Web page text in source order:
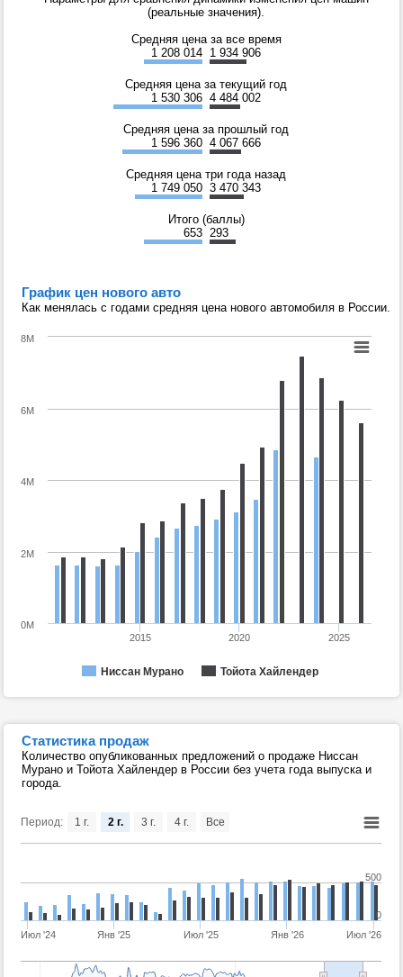
(реальные значения).
Средняя цена за все время
1 208 014 1 934 906
Средняя цена за текущий год
1 530 306 4 484 002
Средняя цена за прошлый год
1 596 360 4 067 666
Средняя цена три года назад
1 749 050 3 470 343
Итого (баллы)
653 293
График цен нового авто
Как менялась с годами средняя цена нового автомобиля в России.
Ниссан Мурано Тойота Хайлендер
2015 2020 2025
0M
2M
4M
6M
8M
Статистика продаж
Количество опубликованных предложений о продаже Ниссан
Мурано и Тойота Хайлендер в России без учета года выпуска и
города.
Период:
Июл '24 Янв '25 Июл '25 Янв '26 Июл '26
0
500
1 г. 2 г. 3 г. 4 г. Все